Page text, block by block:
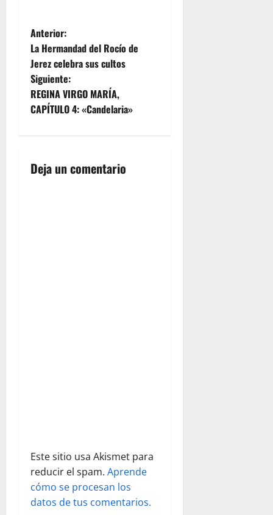
trae el
verano. En
esta
invitamos
a que os
trasladéis
Miércoles
Santo,…
N
a
v
e
a
a
d
a
Anterior:
La Hermandad del Rocío de
Jerez celebra sus cultos
Siguiente:
REGINA VIRGO MARÍA,
CAPÍTULO 4: «Candelaria»
Deja un comentario
Este sitio usa Akismet para
reducir el spam. Aprende
cómo se procesan los
datos de tus comentarios.